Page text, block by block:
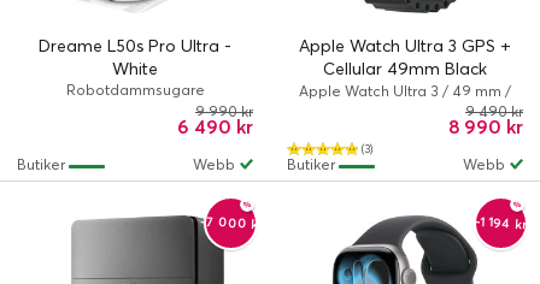
Dreame L50s Pro Ultra -
White
Robotdammsugare
6 490 kr
9 990 kr
Webb
Butiker
Apple Watch Ultra 3 GPS +
Cellular 49mm Black
Titanium Case med Black
Apple Watch Ultra 3 / 49 mm /
Ultra 3 / Titan (grad 5) / Svart
(3)
8 990 kr
9 490 kr
Webb
Butiker
-7 000 kr -1 194 kr